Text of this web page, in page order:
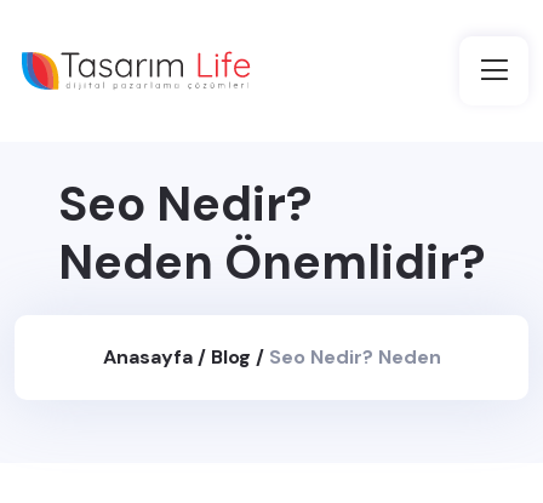
Seo Nedir?
Neden Önemlidir?
Anasayfa / Blog / Seo Nedir? Neden